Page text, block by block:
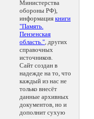
Министерства
обороны РФ),
информация книги
"Память.
Пензенская
область.", других
справочных
источников.
Сайт создан в
надежде на то, что
каждый из нас не
только внесёт
данные архивных
документов, но и
дополнит сухую